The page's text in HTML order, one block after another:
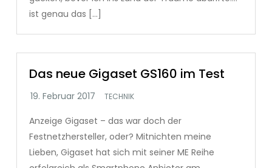
ist genau das […]
Das neue Gigaset GS160 im Test
TECHNIK
Anzeige Gigaset – das war doch der
Festnetzhersteller, oder? Mitnichten meine
Lieben, Gigaset hat sich mit seiner ME Reihe